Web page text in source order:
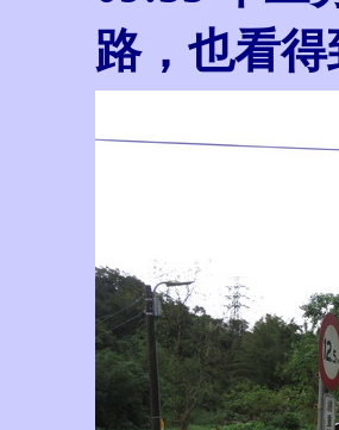
路，也看